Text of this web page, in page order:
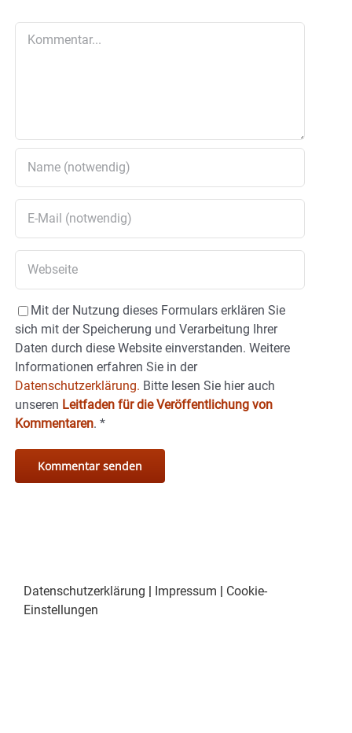
Mit der Nutzung dieses Formulars erklären Sie
sich mit der Speicherung und Verarbeitung Ihrer
Daten durch diese Website einverstanden. Weitere
Informationen erfahren Sie in der
Datenschutzerklärung. Bitte lesen Sie hier auch
unseren Leitfaden für die Veröffentlichung von
Kommentaren. *
Datenschutzerklärung | Impressum | Cookie-
Einstellungen